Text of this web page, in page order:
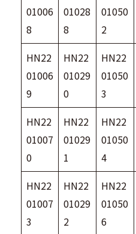
01006
8
01028
8
01050
2
HN22
01006
9
HN22
01029
0
HN22
01050
3
HN22
01007
0
HN22
01029
1
HN22
01050
4
HN22
01007
3
HN22
01029
2
HN22
01050
6